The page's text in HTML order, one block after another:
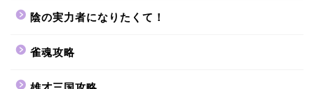
陰の実力者になりたくて！
雀魂攻略